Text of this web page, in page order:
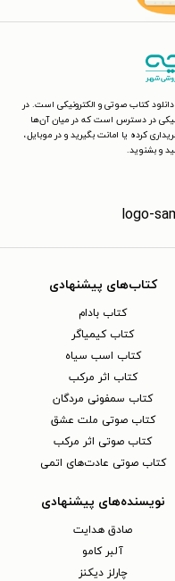
کتاب صوتی و الکترونیکی است. در
در دسترس است که در میان آن‌ها
کرده یا امانت بگیرید و در موبایل،
و بشنوید.
کتاب‌های پیشنهادی
کتاب بادام
کتاب کیمیاگر
کتاب اسب سیاه
کتاب اثر مرکب
کتاب سمفونی مردگان
کتاب صوتی ملت عشق
کتاب صوتی اثر مرکب
کتاب صوتی عادت‌های اتمی
نویسنده‌های پیشنهادی
صادق هدایت
آلبر کامو
چارلز دیکنز